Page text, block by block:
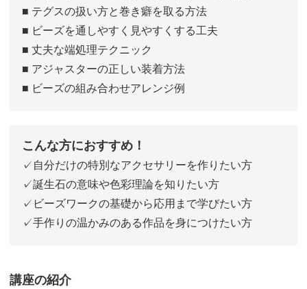
■ テグスの扱い方と巻き癖を取る方法
■ ビーズを通しやすく見やすくする工夫
■ 丈夫な端処理テクニック
■ アジャスターの正しい装着方法
■ ビーズの組み合わせアレンジ例
こんな方におすすめ！
✓自分だけの特別なアクセサリーを作りたい方
✓誕生石の意味や色彩理論を知りたい方
✓ビーズワークの基礎から応用まで学びたい方
✓手作りの温かみのある作品を身につけたい方
講座の紹介